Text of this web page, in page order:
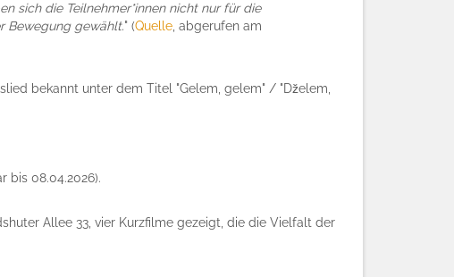
sich die Teilnehmer*innen nicht nur für die
Bewegung gewählt." (Quelle, abgerufen am
bekannt unter dem Titel "Gelem, gelem" / "Dželem,
bis 08.04.2026).
Allee 33, vier Kurzfilme gezeigt, die die Vielfalt der